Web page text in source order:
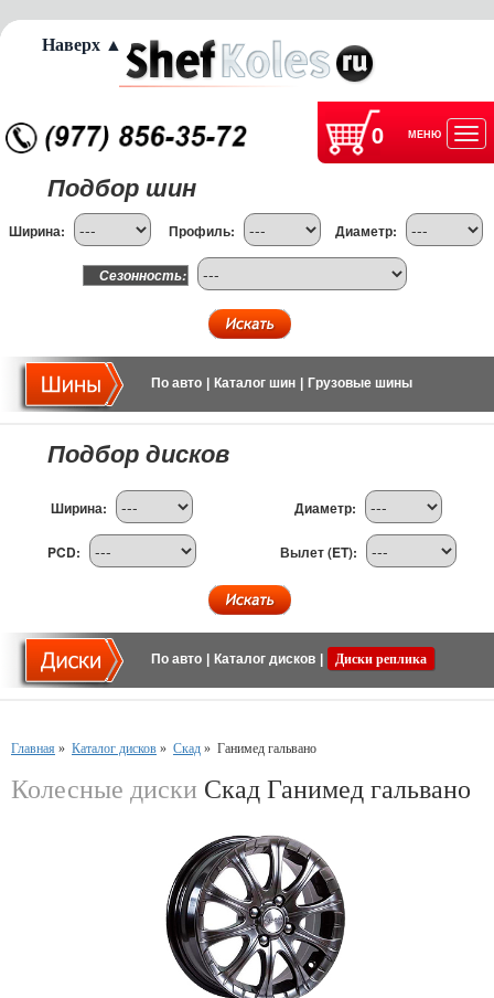
0 МЕНЮ
Подбор шин
Ширина: Профиль: Диаметр:
Сезонность:
По авто Каталог шин Грузовые шины
Подбор дисков
Ширина: Диаметр:
PCD: Вылет (ET):
По авто Каталог дисков Диски реплика
Главная » Каталог дисков » Скад » Ганимед гальвано
Колесные диски Скад Ганимед гальвано
Наверх ▲